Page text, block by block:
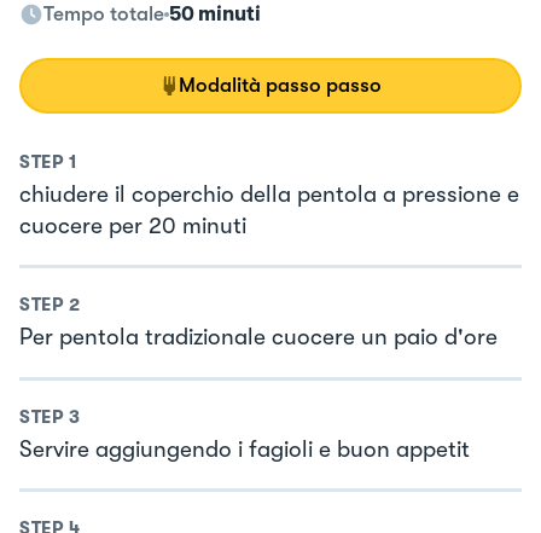
Tempo totale 50 minuti
Modalità passo passo
STEP 1
chiudere il coperchio della pentola a pressione e
cuocere per 20 minuti
STEP 2
Per pentola tradizionale cuocere un paio d'ore
STEP 3
Servire aggiungendo i fagioli e buon appetit
STEP 4